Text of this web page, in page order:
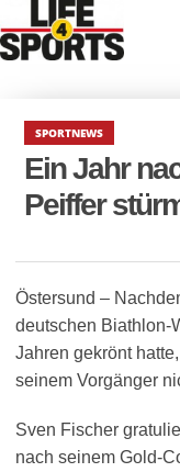
SPORTNEWS
Ein Jahr
Peiffer
Östersund –
deutschen Biathlon-
Jahren gekrönt
seinem Vorgänger
Sven Fischer
nach seinem Gold-